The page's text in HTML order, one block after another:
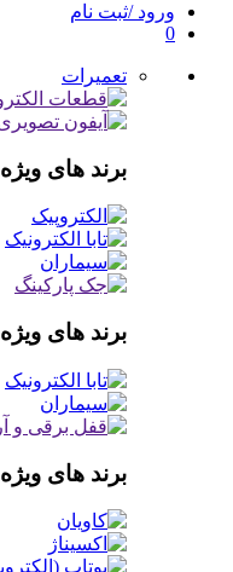
ورود /ثبت نام
0
تعمیرات
برند های ویژه
برند های ویژه
برند های ویژه